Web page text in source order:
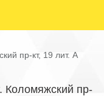
пр-кт, 19 лит. А
Коломяжский пр-